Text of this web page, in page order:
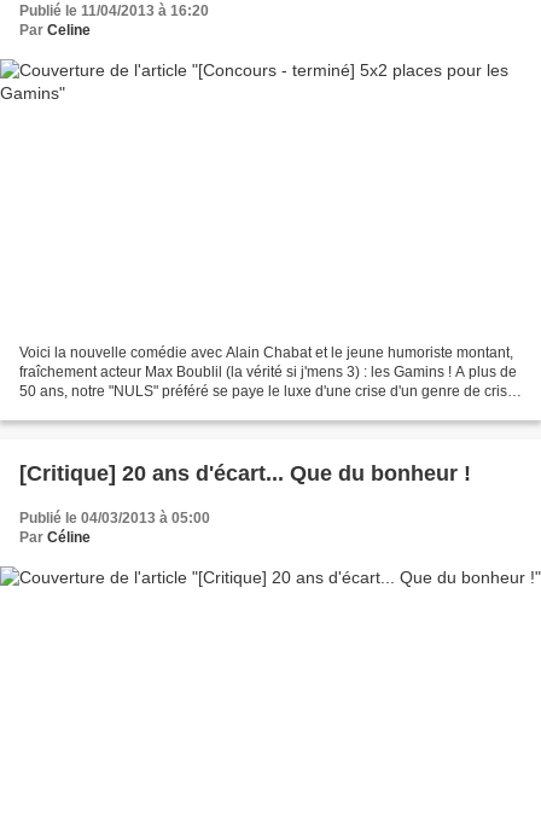
Publié le 11/04/2013 à 16:20
Par Celine
Voici la nouvelle comédie avec Alain Chabat et le jeune humoriste montant,
fraîchement acteur Max Boublil (la vérité si j'mens 3) : les Gamins ! A plus de
50 ans, notre "NULS" préféré se paye le luxe d'une crise d'un genre de crise
[Critique] 20 ans d'écart... Que du bonheur !
Publié le 04/03/2013 à 05:00
Par Céline